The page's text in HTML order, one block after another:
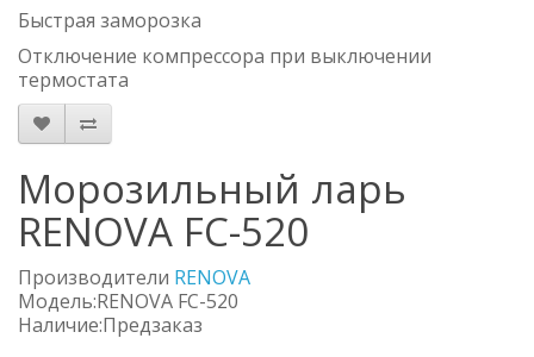
Быстрая заморозка
Отключение компрессора при выключении
термостата
Морозильный ларь
RENOVA FC-520
Производители RENOVA
Модель:RENOVA FC-520
Наличие:Предзаказ